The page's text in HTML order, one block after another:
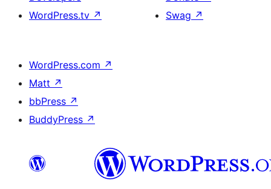
WordPress.tv ↗
Swag ↗
WordPress.com ↗
Matt ↗
bbPress ↗
BuddyPress ↗